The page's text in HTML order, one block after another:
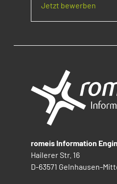
Jetzt bewerben
romeis Information
Hailerer Str. 16
D-63571 Gelnhausen-